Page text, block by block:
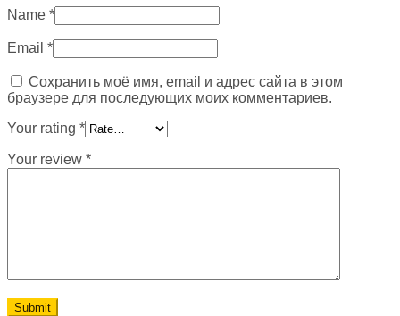
Name *
Email *
Сохранить моё имя, email и адрес сайта в этом
браузере для последующих моих комментариев.
Your rating *
Your review *